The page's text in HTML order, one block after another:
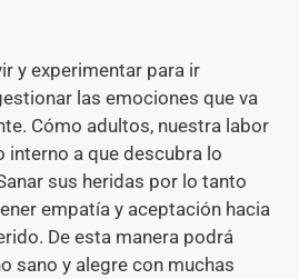
y experimentar para ir
las emociones que va
Cómo adultos, nuestra labor
interno a que descubra lo
sus heridas por lo tanto
empatía y aceptación hacia
De esta manera podrá
sano y alegre con muchas